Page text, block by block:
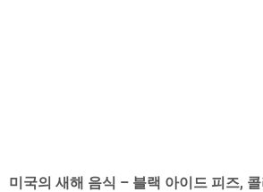
미국의 새해 음식 – 블랙 아이드 피즈,